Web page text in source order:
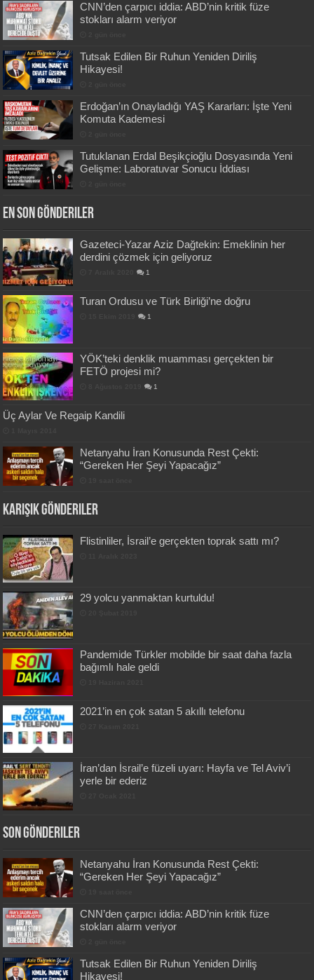
CNN’den çarpıcı iddia: ABD’nin kritik füze
stokları alarm veriyor
Tutsak Edilen Bir Ruhun Yeniden Diriliş
Hikayesi!
Erdoğan’ın Onayladığı YAŞ Kararları: İşte Yeni
Komuta Kademesi
Tutuklanan Erdal Beşikçioğlu Dosyasında Yeni
Gelişme: Laboratuvar Sonucu İddiası
En Son Gönderiler
Gazeteci-Yazar Aziz Dağtekin: Emeklinin her
derdini çözmek için geliyoruz
1
Turan Ordusu ve Türk Birliği’ne doğru
1
YÖK’teki denklik muamması gerçekten bir
FETÖ projesi mi?
1
Üç Aylar Ve Regaip Kandili
Netanyahu İran Konusunda Rest Çekti:
“Gereken Her Şeyi Yapacağız”
Karışık Gönderiler
Flistinliler, İsrail’e gerçekten toprak sattı mı?
29 yolcu yanmaktan kurtuldu!
Pandemide Türkler mobilde bir saat daha fazla
bağımlı hale geldi
2021’in en çok satan 5 akıllı telefonu
İran’dan İsrail’e füzeli uyarı: Hayfa ve Tel Aviv’i
yerle bir ederiz
Son Gönderiler
Netanyahu İran Konusunda Rest Çekti:
“Gereken Her Şeyi Yapacağız”
CNN’den çarpıcı iddia: ABD’nin kritik füze
stokları alarm veriyor
Tutsak Edilen Bir Ruhun Yeniden Diriliş
Hikayesi!